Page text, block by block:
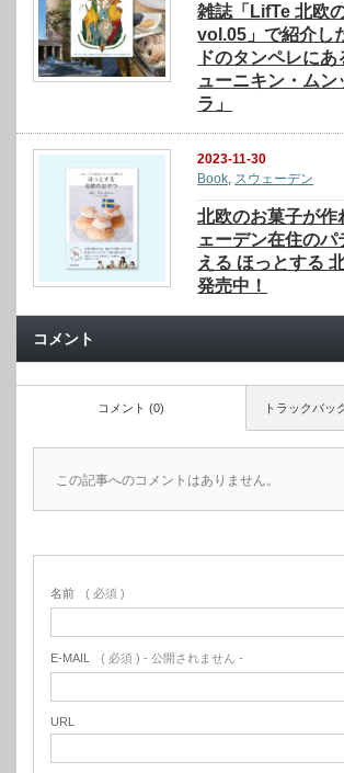
雑誌「LifTe 北欧
vol.05」で紹介し
ドのタンペレに
ューニキン・ムン
ラ」
2023-11-30
Book スウェーデン
北欧のお菓子が作
ェーデン在住のパ
える ほっとする
発売中！
コメント
トラックバッ
コメント (0)
この記事へのコメントはありません。
名前 ( 必須 )
E-MAIL ( 必須 ) - 公開されません -
URL